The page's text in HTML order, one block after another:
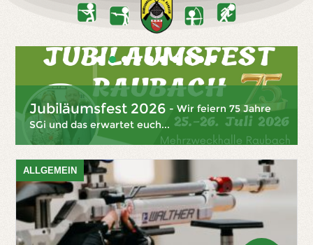
Jubiläumsfest 2026 - Wir feiern 75 Jahre
SGi und das erwartet euch...
ALLGEMEIN